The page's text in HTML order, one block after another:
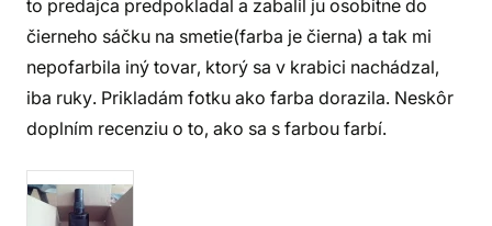
to predajca predpokladal a zabalil ju osobitne do
čierneho sáčku na smetie(farba je čierna) a tak mi
nepofarbila iný tovar, ktorý sa v krabici nachádzal,
iba ruky. Prikladám fotku ako farba dorazila. Neskôr
doplním recenziu o to, ako sa s farbou farbí.